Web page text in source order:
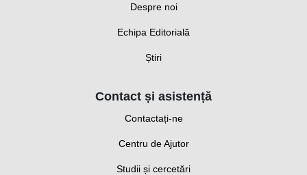
Despre noi
Echipa Editorială
Știri
Contact și asistență
Contactați-ne
Centru de Ajutor
Studii și cercetări